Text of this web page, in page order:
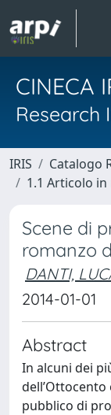
CINECA
Research
IRIS Catalogo
1.1 Articolo in
Scene di
romanzo
DANTI,
2014-01-01
Abstract
In alcuni dei
pubblico di